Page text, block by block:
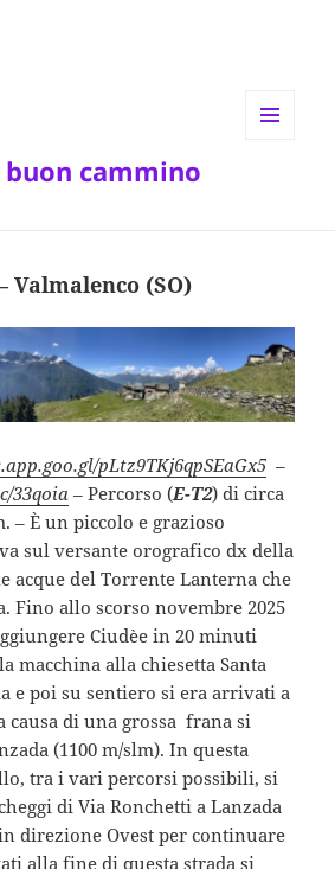
cammino
Valmalenco (SO)
pLtz9TKj6qpSEaGx5 –
33qoia – Percorso (E-T2) di circa
– È un piccolo e grazioso
sul versante orografico dx della
acque delTorrente Lanterna che
Fino allo scorso novembre 2025
Ciudèe in 20 minuti
macchina alla chiesetta Santa
e poi su sentiero si era arrivati a
causa di una grossa frana si
(1100 m/slm). In questa
tra i vari percorsi possibili, si
di Via Ronchetti a Lanzada
direzione Ovest per continuare
alla fine di questa strada si